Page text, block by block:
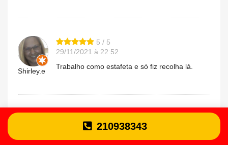
Shirley.e
5 / 5
29/11/2021 à 22:52
Trabalho como estafeta e só fiz recolha lá.
10/10/2021 à 14:28
Parece que somos imediatamente
210938343